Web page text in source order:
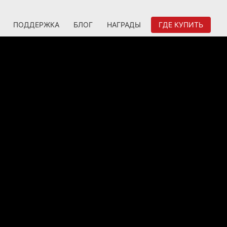
ПОДДЕРЖКА БЛОГ НАГРАДЫ ГДЕ КУПИТЬ